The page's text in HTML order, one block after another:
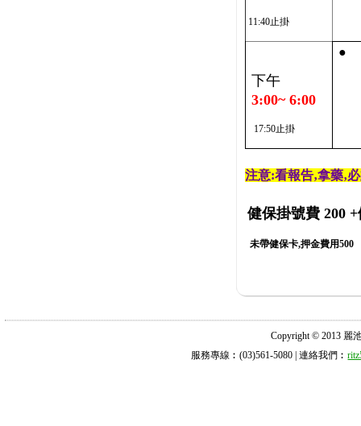
11:40止掛
下午
3:00~ 6:00
17:50止掛
●
注意:看報告‚拿藥‚
健保掛號費 200 +
未帶健保卡,押金費用500
Copyright © 2013 麗
服務專線︰(03)561-5080 | 連絡我們︰